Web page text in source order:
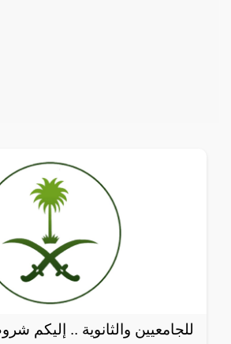
للجامعيين والثانوية .. إليكم